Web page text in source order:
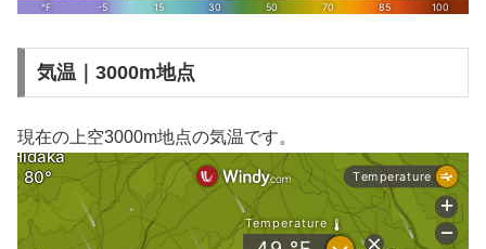
気温｜3000m地点
現在の上空3000m地点の気温です。